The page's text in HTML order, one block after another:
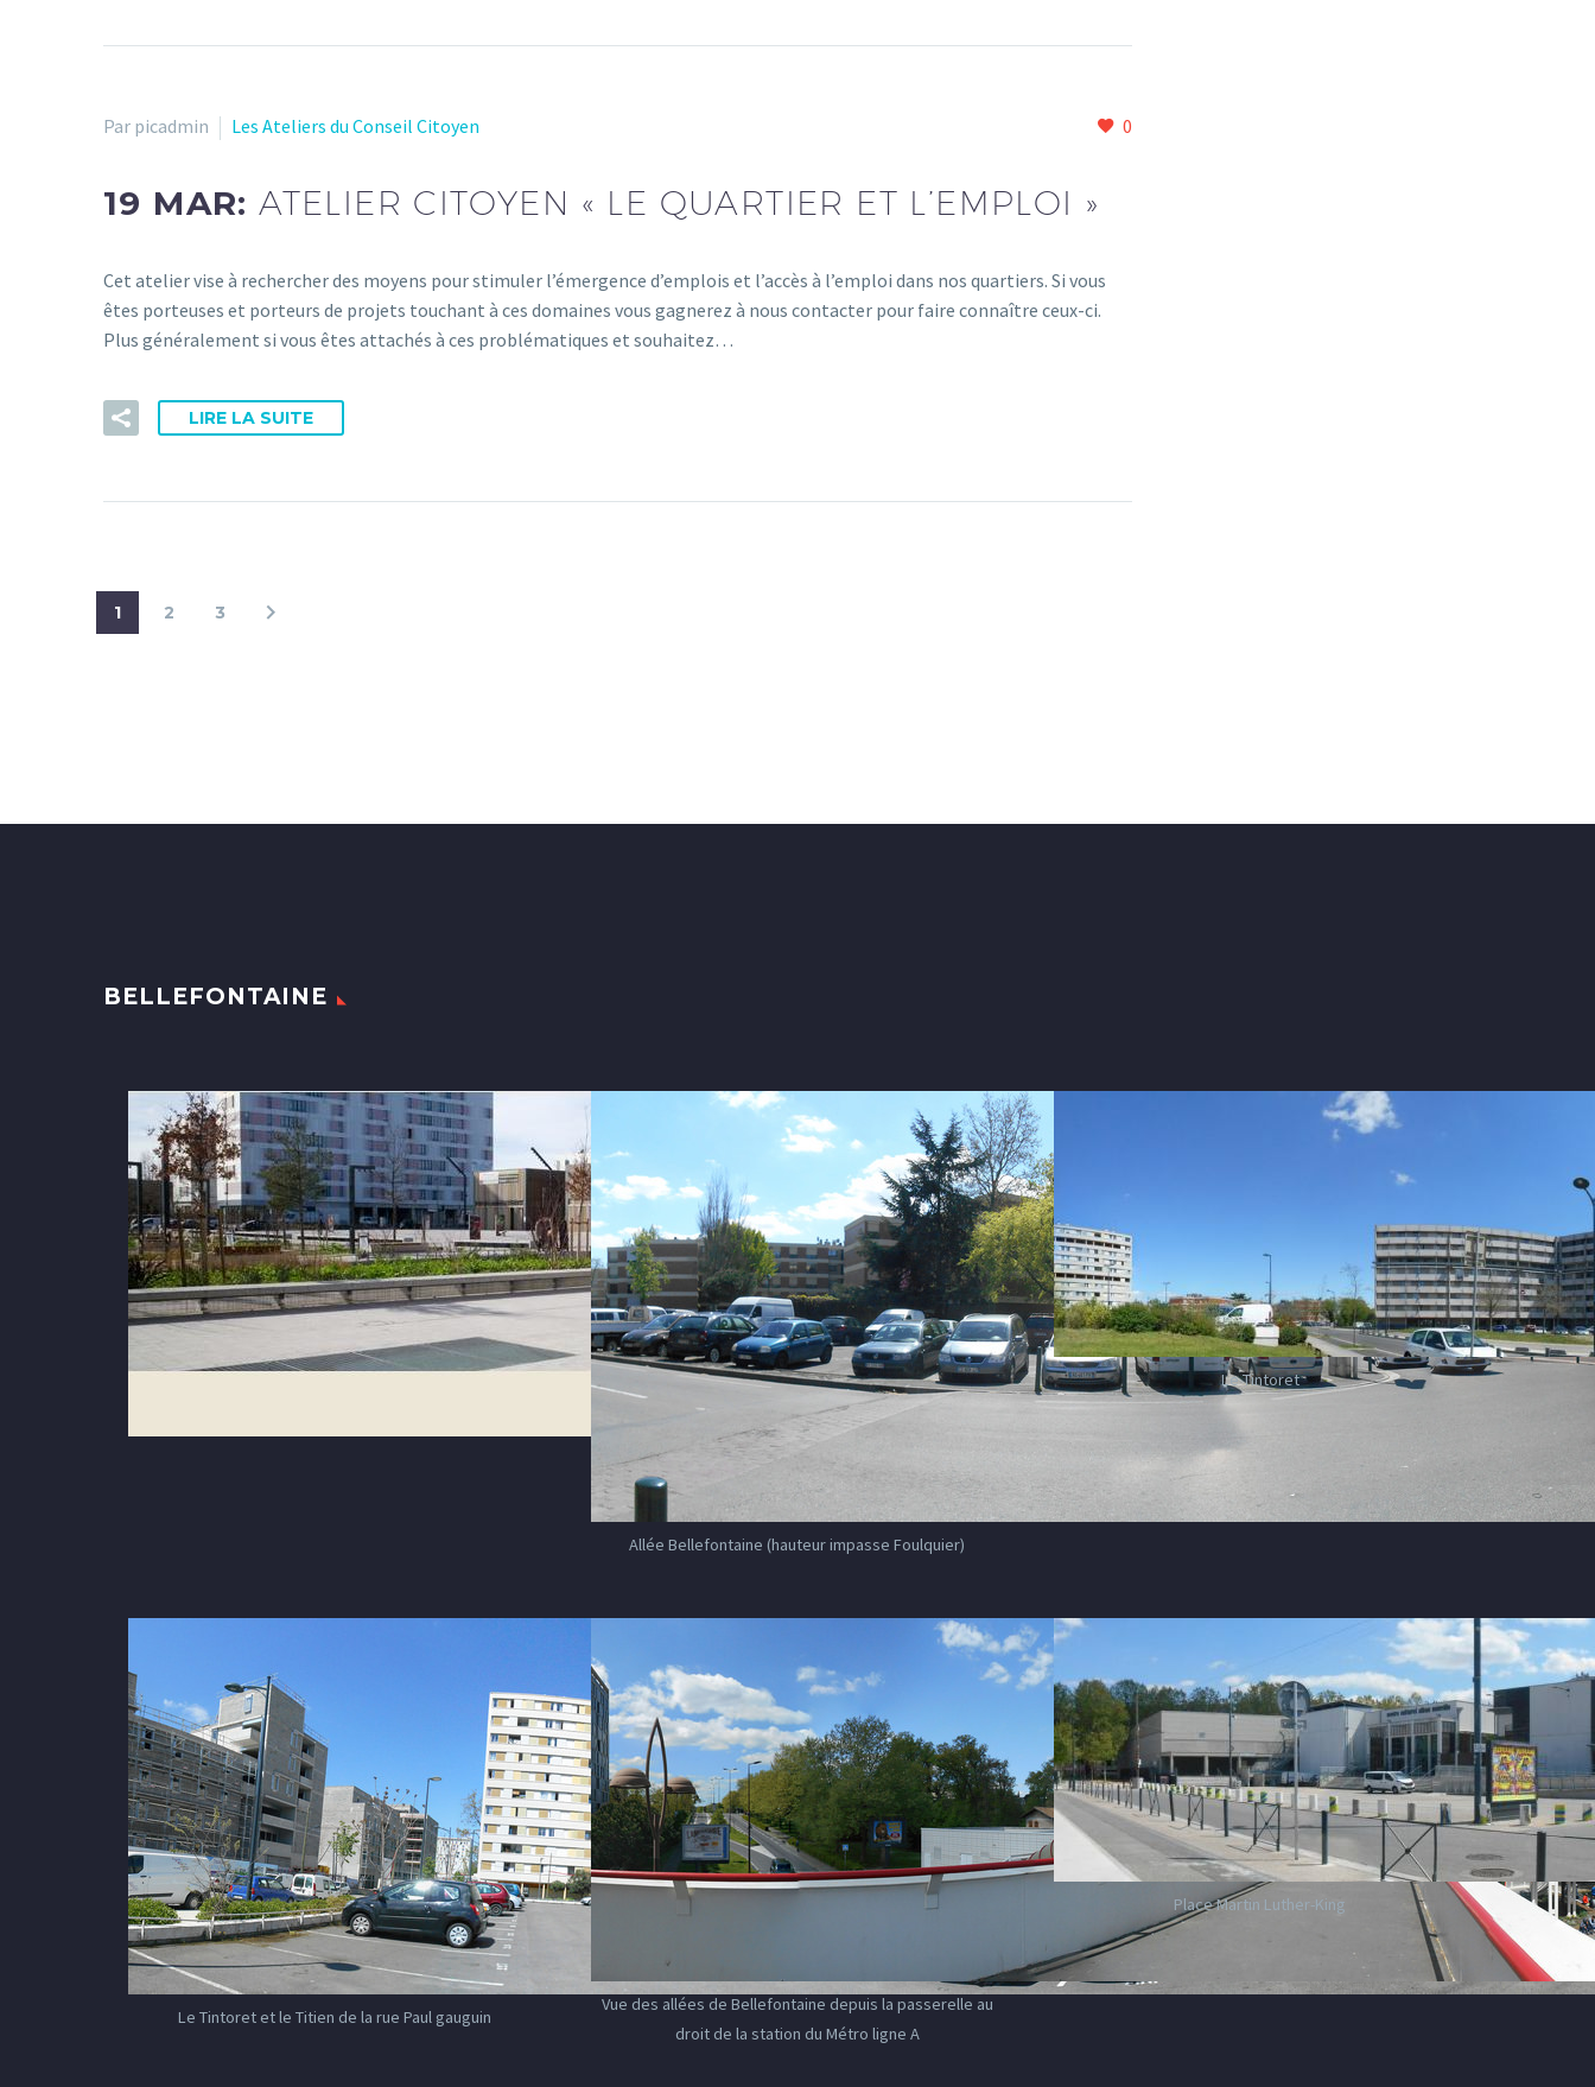
0
Par picadmin Les Ateliers du Conseil Citoyen
19 MAR:ATELIER CITOYEN « LE QUARTIER ET L’EMPLOI »
Cet atelier vise à rechercher des moyens pour stimuler l’émergence d’emplois et l’accès à l’emploi dans nos quartiers. Si vous
êtes porteuses et porteurs de projets touchant à ces domaines vous gagnerez à nous contacter pour faire connaître ceux-ci.
Plus généralement si vous êtes attachés à ces problématiques et souhaitez…
LIRE LA SUITE
1 2 3
BELLEFONTAINE
Allée Bellefontaine (hauteur impasse Foulquier)
Le Tintoret
Le Tintoret et le Titien de la rue Paul gauguin
Vue des allées de Bellefontaine depuis la passerelle au
droit de la station du Métro ligne A
Place Martin Luther-King